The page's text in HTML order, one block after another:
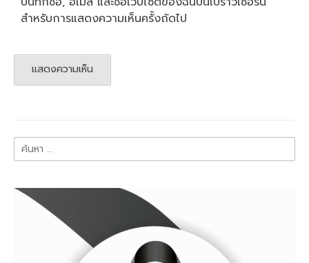
สำหรับการแสดงความเห็นครั้งถัดไป
ค้นหา
สำหรับ: